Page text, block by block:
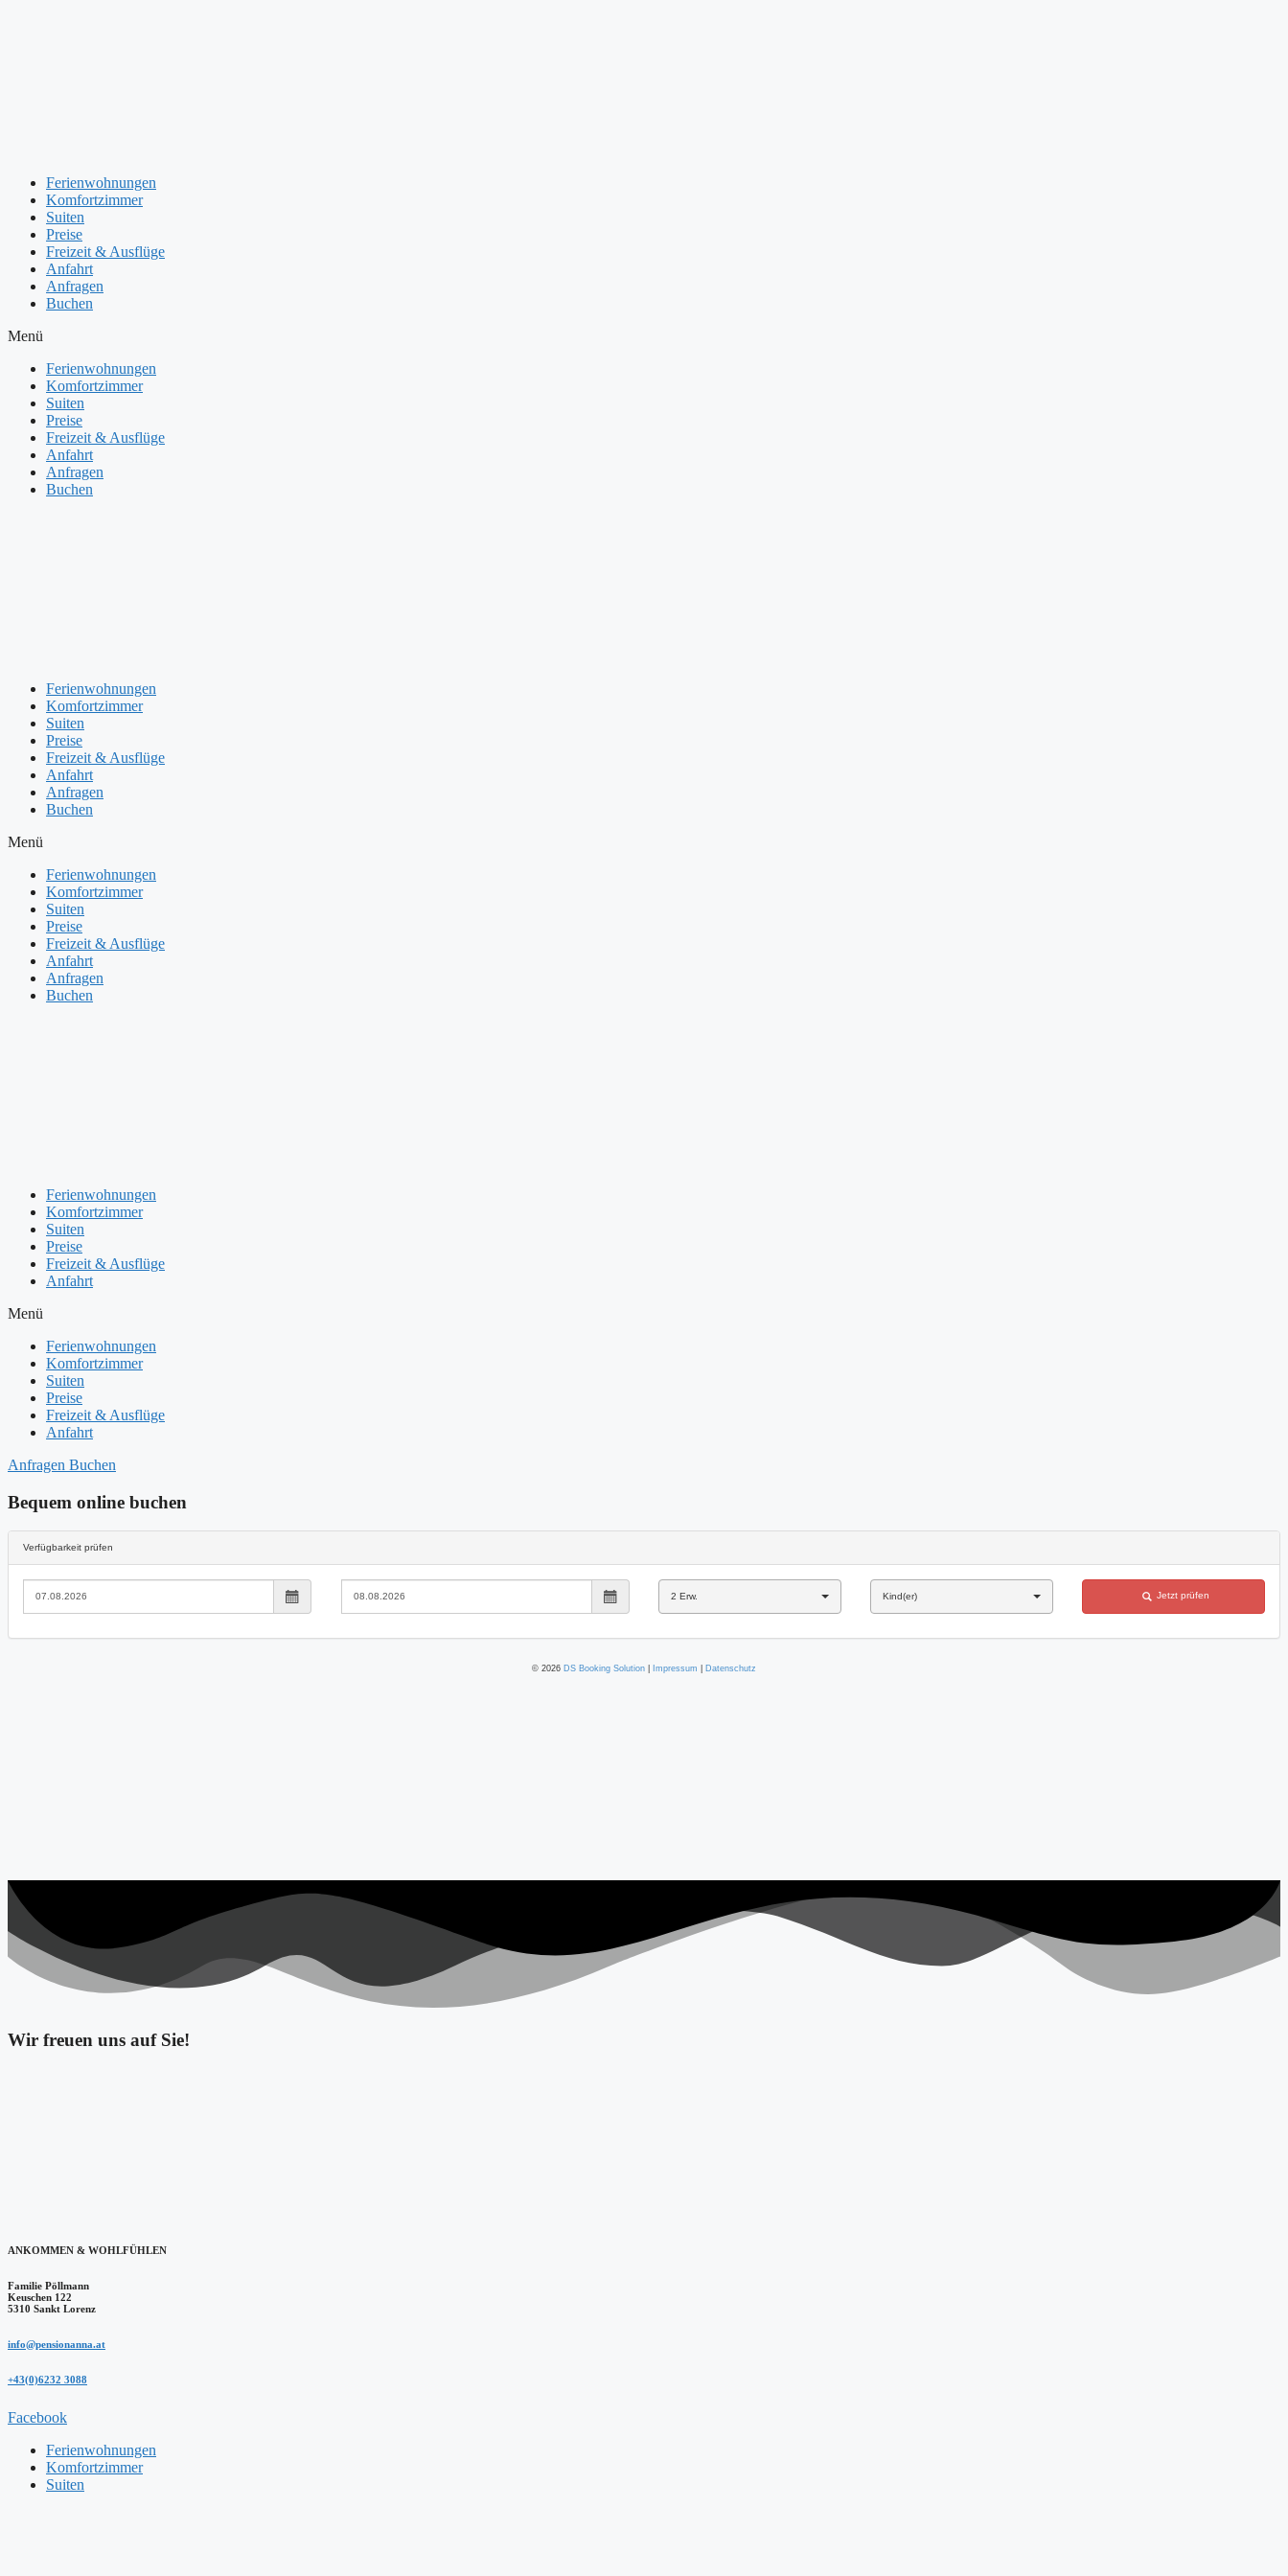
Ferienwohnungen
Komfortzimmer
Suiten
Preise
Freizeit & Ausflüge
Anfahrt
Anfragen
Buchen
Menü
Ferienwohnungen
Komfortzimmer
Suiten
Preise
Freizeit & Ausflüge
Anfahrt
Anfragen
Buchen
Ferienwohnungen
Komfortzimmer
Suiten
Preise
Freizeit & Ausflüge
Anfahrt
Anfragen
Buchen
Menü
Ferienwohnungen
Komfortzimmer
Suiten
Preise
Freizeit & Ausflüge
Anfahrt
Anfragen
Buchen
Ferienwohnungen
Komfortzimmer
Suiten
Preise
Freizeit & Ausflüge
Anfahrt
Menü
Ferienwohnungen
Komfortzimmer
Suiten
Preise
Freizeit & Ausflüge
Anfahrt
Anfragen Buchen
Bequem online buchen
Wir freuen uns auf Sie!
ANKOMMEN & WOHLFÜHLEN
Familie Pöllmann
Keuschen 122
5310 Sankt Lorenz
info@pensionanna.at
+43(0)6232 3088
Facebook
Ferienwohnungen
Komfortzimmer
Suiten